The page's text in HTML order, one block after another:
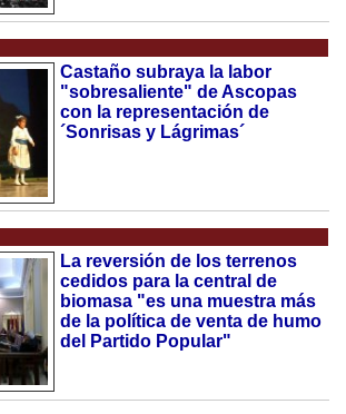
Castaño subraya la labor
"sobresaliente" de Ascopas
con la representación de
´Sonrisas y Lágrimas´
La reversión de los terrenos
cedidos para la central de
biomasa "es una muestra más
de la política de venta de humo
del Partido Popular"